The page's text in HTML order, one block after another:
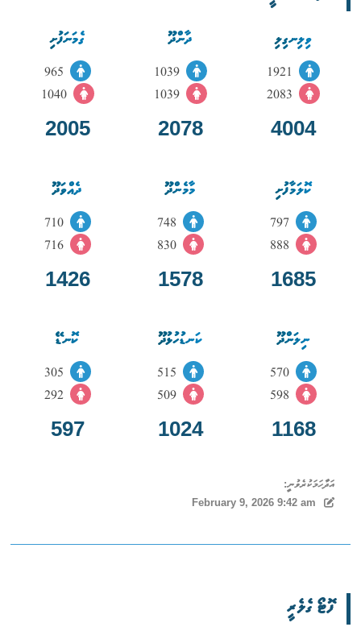
ވިލިނގިލި
1921
2083
4004
ދާންދޫ
1039
1039
2078
ގެމަނަފުށި
1040
2005
ކޮލަމާފުށި
797
888
1685
މާމެންދޫ
748
830
1578
ދެއްވަދޫ
710
716
1426
ނިލަންދޫ
570
598
1168
ކަނޑުހުޅުދޫ
515
509
1024
ކޮނޑޭ
292
597
އަދާހަމަކުރެވުނީ:
February 9, 2026 9:42 am
ފޮޓޯ ގެލެރީ